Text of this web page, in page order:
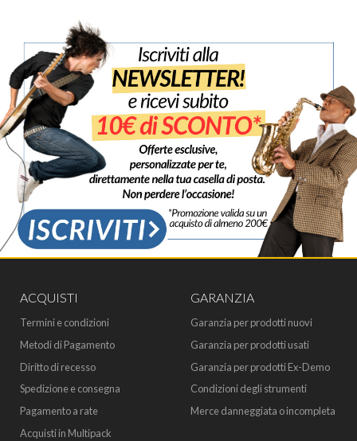
ACQUISTI
Termini e condizioni
Metodi di Pagamento
Diritto di recesso
Spedizione e consegna
Pagamento a rate
Acquisti in Multipack
GARANZIA
Garanzia per prodotti nuovi
Garanzia per prodotti usati
Garanzia per prodotti Ex-Demo
Condizioni degli strumenti
Merce danneggiata o incompleta